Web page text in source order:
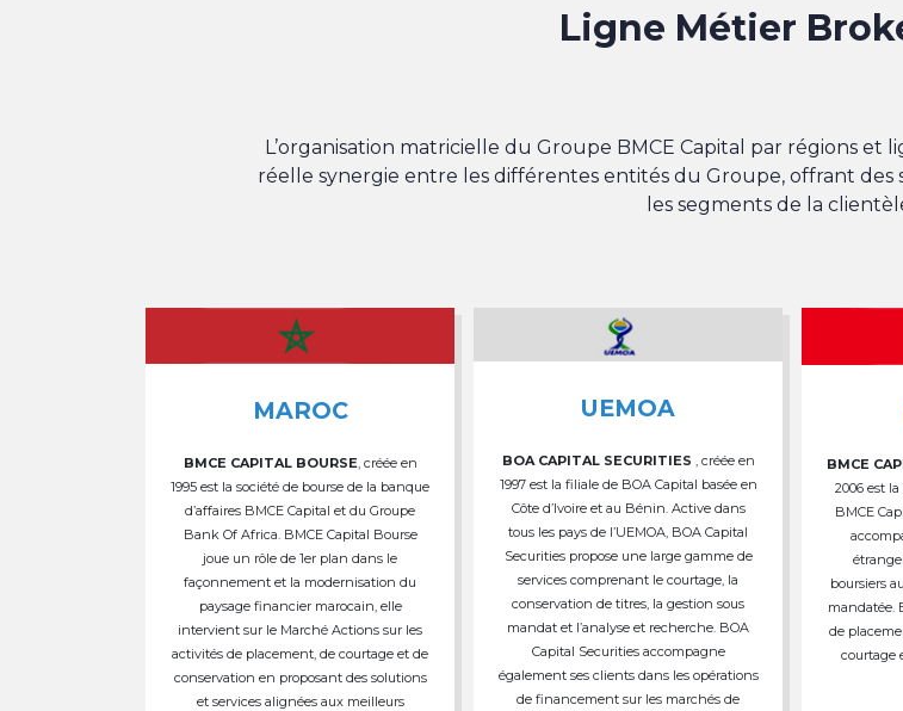
Ligne Métier
L’organisation matricielle du Groupe BMCE Capital par régions et
réelle synergie entre les différentes entités du Groupe, offrant
les segments de la
MAROC
BMCE CAPITAL BOURSE , créée en
1995 est la société de bourse de la banque
d’affaires BMCE Capital et du Groupe
Bank Of Africa. BMCE Capital Bourse
joue un rôle de 1er plan dans le
façonnement et la modernisation du
paysage financier marocain, elle
intervient sur le Marché Actions sur les
activités de placement, de courtage et de
conservation en proposant des solutions
et services alignées aux meilleurs
UEMOA
BOA CAPITAL SECURITIES , créée en
1997 est la filiale de BOA Capital basée en
Côte d’Ivoire et au Bénin. Active dans
tous les pays de l’UEMOA, BOA Capital
Securities propose une large gamme de
services comprenant le courtage, la
conservation de titres, la gestion sous
mandat et l’analyse et recherche. BOA
Capital Securities accompagne
également ses clients dans les opérations
de financement sur les marchés de
BMCE
2006 est
BMCE
boursiers
mandatée.
de
courtage